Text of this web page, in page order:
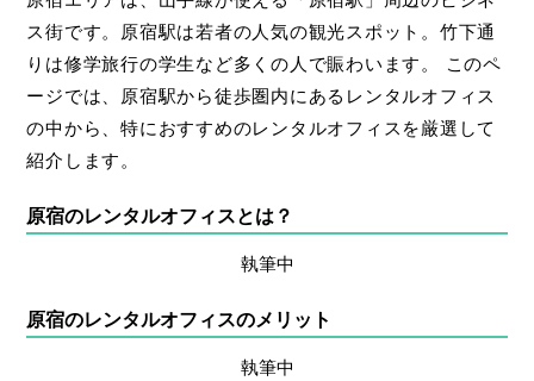
ス街です。原宿駅は若者の人気の観光スポット。竹下通
りは修学旅行の学生など多くの人で賑わいます。
このペ
ージでは、原宿駅から徒歩圏内にあるレンタルオフィス
の中から、特におすすめのレンタルオフィスを厳選して
紹介します。
原宿のレンタルオフィスとは？
執筆中
原宿のレンタルオフィスのメリット
執筆中